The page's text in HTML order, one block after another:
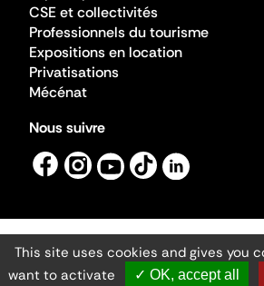
CSE et collectivités
Professionnels du tourisme
Expositions en location
Privatisations
Mécénat
Nous suivre
Mentions légales
Gestion des cookies
Accessibilité
This site uses cookies and gives you
want to activate
✓ OK, accept all